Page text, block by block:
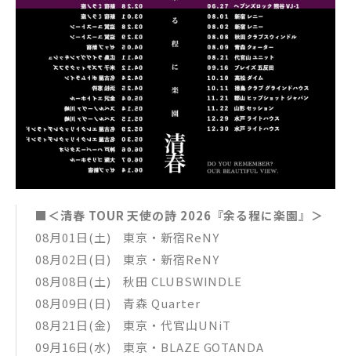
■＜清春 TOUR 天使の詩 2026『余る程に楽園』＞
08月01日(土) 東京・新宿ReNY
08月02日(日) 東京・新宿ReNY
08月08日(土) 秋田 CLUBSWINDLE
08月09日(日) 青森 Quarter
08月21日(金) 東京・代官山UNiT
09月16日(水) 東京・BLAZE GOTANDA